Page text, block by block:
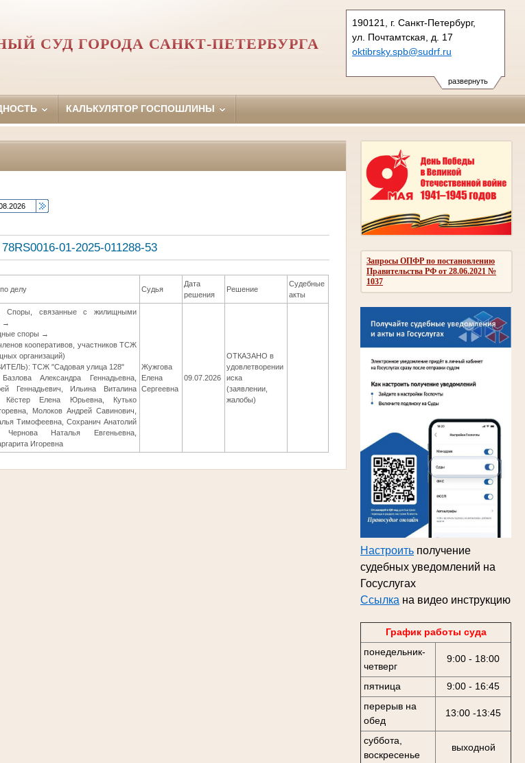
развернуть
190121, г. Санкт-Петербург,
ул. Почтамтская, д. 17
oktibrsky.spb@sudrf.ru
СУД ГОРОДА САНКТ-ПЕТЕРБУРГА
КАЛЬКУЛЯТОР ГОСПОШЛИНЫ
Запросы ОПФР по постановлению
Правительства РФ от 28.06.2021 №
1037
Настроить получение
судебных уведомлений на
Госуслугах
Ссылка на видео инструкцию
График работы суда
понедельник-
четверг
9:00 - 18:00
пятница
9:00 - 16:45
перерыв на
обед
13:00 -13:45
суббота,
воскресенье
выходной
01-2025-011288-53
делу Судья
Дата
решения
Решение
Судебные
акты
Споры, связанные с жилищными
→
споры →
кооперативов, участников ТСЖ
организаций)
ТСЖ "Садовая улица 128"
Александра Геннадьевна,
Геннадьевич, Ильина Виталина
Кёстер Елена Юрьевна, Кутько
Молоков Андрей Савинович,
Тимофеевна, Сохранич Анатолий
Чернова Наталья Евгеньевна,
Игоревна
Жужгова
Елена
Сергеевна
09.07.2026
ОТКАЗАНО в
удовлетворении
иска
(заявлении,
жалобы)